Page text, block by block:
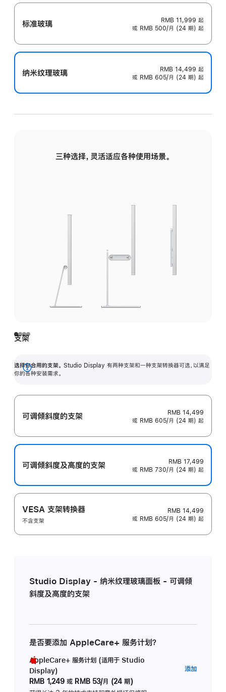
标准玻璃 RMB 11,999 起
或 RMB 500/月 (24 期) 起
纳米纹理玻璃 RMB 14,499 起
或 RMB 605/月 (24 期) 起
三种选择，灵活适应各种使用场景。
支架
选择你合用的支架。 Studio Display 有两种支架和一种支架转换器可选，以满足
你的各种安装需求。
展
可调倾斜度的支架
RMB 14,499
或 RMB 605/月 (24 期) 起
可调倾斜度及高‍度的支‍架
RMB 17,499
或 RMB 730/月 (24 期) 起
VESA 支架转换器
不含支架
RMB 14,499
或 RMB 605/月 (24 期) 起
Studio Display - 纳米纹理玻璃面板 - 可调倾
斜度及高度的支架
是否要添加 AppleCare+ 服务计划？
AppleCare+ 服务计划 (适用于 Studio
Display)
RMB 1,249 或 RMB 53/月 (24 期)
添加